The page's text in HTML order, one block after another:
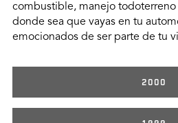
combustible, manejo todoterreno
donde sea que vayas en tu
emocionados de ser parte de tu
2000